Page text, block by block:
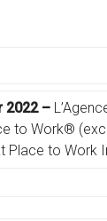
2022 –
to Work®
Place to Work